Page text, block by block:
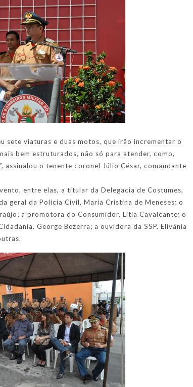
sete viaturas e duas motos, que irão incrementar o
bem estruturados, não só para atender, como,
assinalou o tenente coronel Júlio César, comandante
entre elas, a titular da Delegacia de Costumes,
geral da Polícia Civil, Maria Cristina de Meneses; o
a promotora do Consumidor, Lítia Cavalcante; o
George Bezerra; a ouvidora da SSP, Elivânia